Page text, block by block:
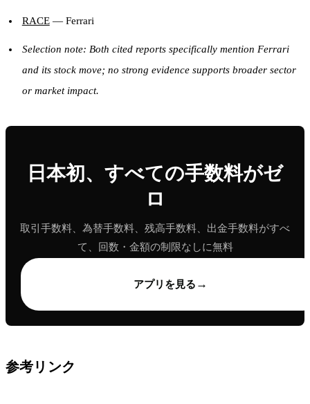
RACE— Ferrari
Selection note: Both cited reports specifically mention Ferrari
and its stock move; no strong evidence supports broader sector
or market impact.
日本初、すべての手数料がゼ
ロ
取引手数料、為替手数料、残高手数料、出金手数料がすべ
て、回数・金額の制限なしに無料
アプリを見る →
参考リンク